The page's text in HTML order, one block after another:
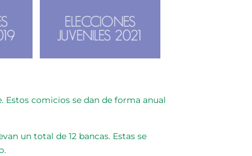
comicios se dan de forma anual
un total de 12 bancas. Estas se